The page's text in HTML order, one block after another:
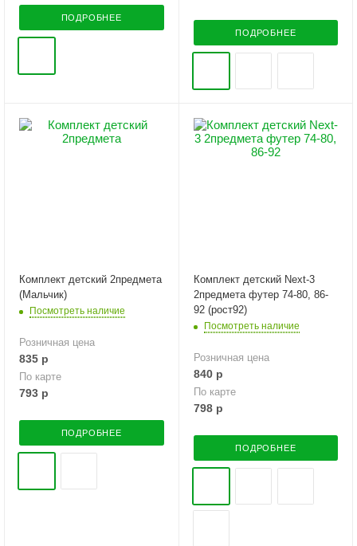
ПОДРОБНЕЕ
ПОДРОБНЕЕ
Комплект детский 2предмета
(Мальчик)
Посмотреть наличие
Розничная цена
835 р
По карте
793 р
ПОДРОБНЕЕ
Комплект детский Next-3
2предмета футер 74-80, 86-
92 (рост92)
Посмотреть наличие
Розничная цена
840р
По карте
798р
ПОДРОБНЕЕ